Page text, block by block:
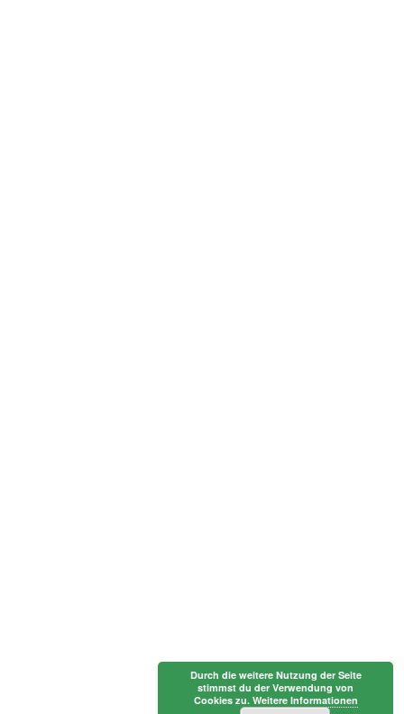
Durch die weitere Nutzung der Seite
stimmst du der Verwendung von
Cookies zu. Weitere Informationen